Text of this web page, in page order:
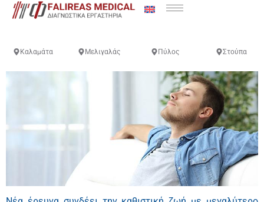
Καλαμάτα Μελιγαλάς Πύλος Στούπα